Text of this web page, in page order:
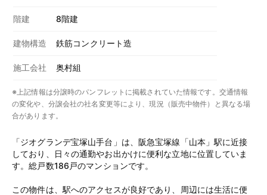
階建 8階建
建物構造 鉄筋コンクリート造
施工会社 奥村組
※上記情報は分譲時のパンフレットに掲載されていた情報です。交通情報
の変化や、分譲会社の社名変更等により、現況（販売中物件）と異なる場
合があります。
「ジオグランデ宝塚山手台」は、阪急宝塚線「山本」駅に近接
しており、日々の通勤やお出かけに便利な立地に位置していま
す。総戸数186戸のマンションです。
この物件は、駅へのアクセスが良好であり、周辺には生活に便